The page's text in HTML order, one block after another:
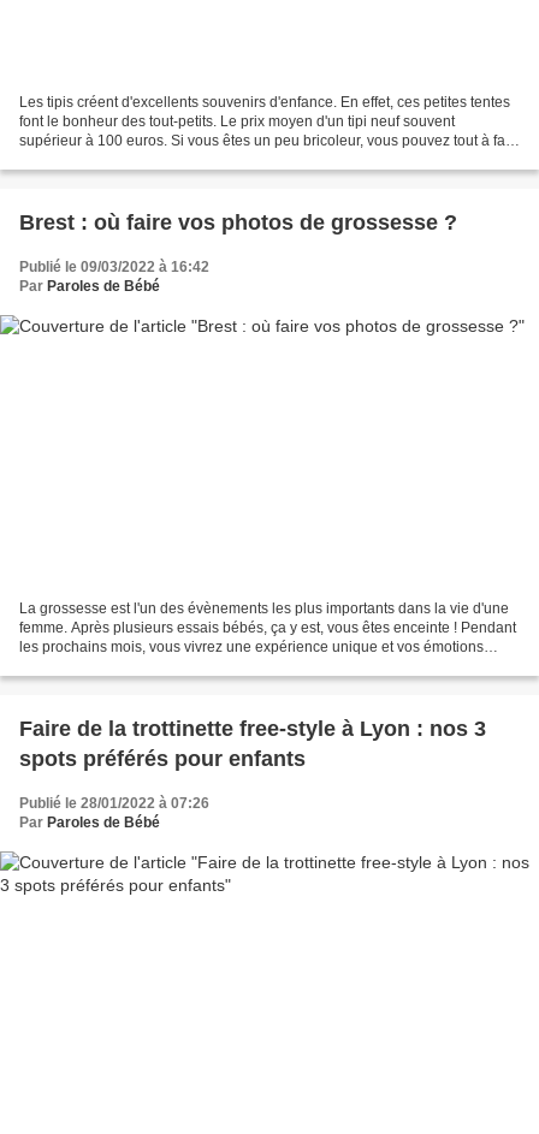
Les tipis créent d'excellents souvenirs d'enfance. En effet, ces petites tentes
font le bonheur des tout-petits. Le prix moyen d'un tipi neuf souvent
supérieur à 100 euros. Si vous êtes un peu bricoleur, vous pouvez tout à fait
Brest : où faire vos photos de grossesse ?
Publié le 09/03/2022 à 16:42
Par Paroles de Bébé
La grossesse est l'un des évènements les plus importants dans la vie d'une
femme. Après plusieurs essais bébés, ça y est, vous êtes enceinte ! Pendant
les prochains mois, vous vivrez une expérience unique et vos émotions
Faire de la trottinette free-style à Lyon : nos 3
spots préférés pour enfants
Publié le 28/01/2022 à 07:26
Par Paroles de Bébé